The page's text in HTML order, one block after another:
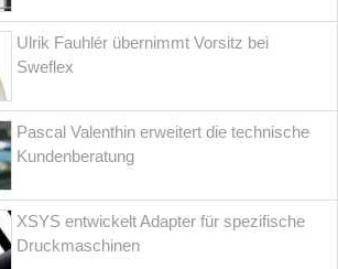
Ulrik Fauhlér übernimmt Vorsitz bei
Sweflex
Pascal Valenthin erweitert die technische
Kundenberatung
XSYS entwickelt Adapter für spezifische
Druckmaschinen